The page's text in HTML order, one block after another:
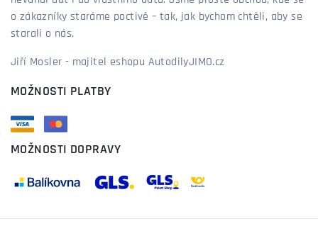
o zákazníky staráme poctivě – tak, jak bychom chtěli, aby se
starali o nás.
Jiří Mosler - majitel eshopu AutodilyJIMO.cz
MOŽNOSTI PLATBY
MOŽNOSTI DOPRAVY